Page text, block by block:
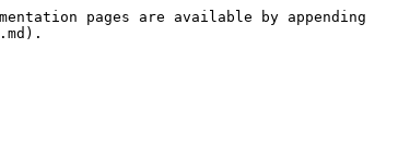
pages are available by appending